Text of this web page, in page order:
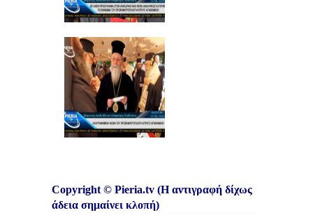
Copyright © Pieria.tv (Η αντιγραφή δίχως
άδεια σημαίνει κλοπή)